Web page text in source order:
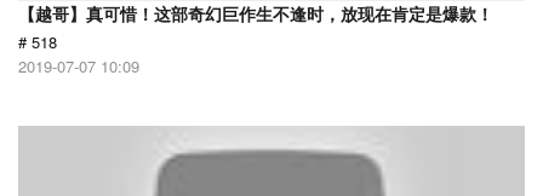
【越哥】真可惜！这部奇幻巨作生不逢时，放现在肯定是爆款！
# 518
2019-07-07 10:09